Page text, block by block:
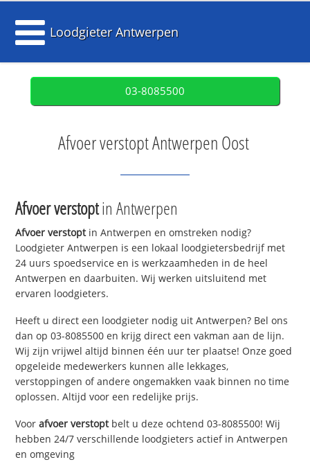
Loodgieter Antwerpen
03-8085500
Afvoer verstopt Antwerpen Oost
Afvoer verstoptin Antwerpen
Afvoer verstoptin Antwerpen en omstreken nodig?
Loodgieter Antwerpen is een lokaal loodgietersbedrijf met
24 uurs spoedservice en is werkzaamheden in de heel
Antwerpen en daarbuiten. Wij werken uitsluitend met
ervaren loodgieters.
Heeft u direct een loodgieter nodig uit Antwerpen? Bel ons
dan op 03-8085500 en krijg direct een vakman aan de lijn.
Wij zijn vrijwel altijd binnen één uur ter plaatse! Onze goed
opgeleide medewerkers kunnen alle lekkages,
verstoppingen of andere ongemakken vaak binnen no time
oplossen. Altijd voor een redelijke prijs.
Voorafvoer verstoptbelt u deze ochtend 03-8085500! Wij
hebben 24/7 verschillende loodgieters actief in Antwerpen
en omgeving